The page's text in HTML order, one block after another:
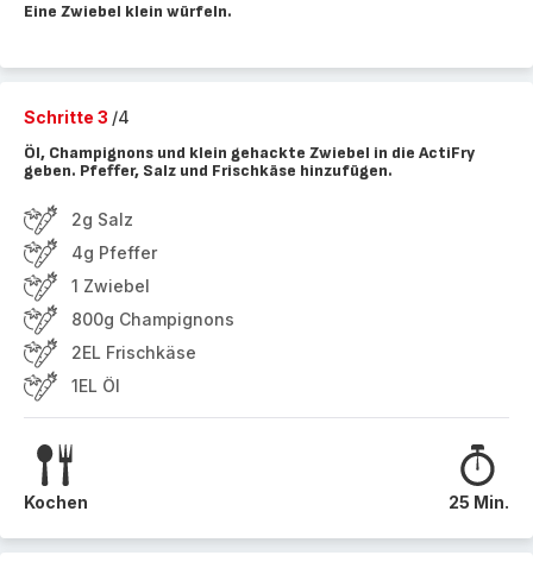
Eine Zwiebel klein würfeln.
Schritte 3 /4
Öl, Champignons und klein gehackte Zwiebel in die ActiFry
geben. Pfeffer, Salz und Frischkäse hinzufügen.
2g Salz
4g Pfeffer
1 Zwiebel
800g Champignons
2EL Frischkäse
1EL Öl
Kochen 25 Min.